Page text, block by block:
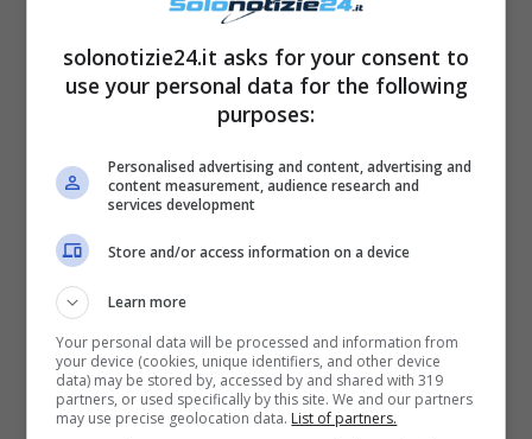
LEGGI ANCHE->Il Paradiso delle
Signore stop: quando verrà
solonotizie24.it asks for your consent to
use your personal data for the following
purposes:
Personalised advertising and content, advertising and
content measurement, audience research and
services development
Store and/or access information on a device
Learn more
Your personal data will be processed and information from
your device (cookies, unique identifiers, and other device
data) may be stored by, accessed by and shared with 319
partners, or used specifically by this site. We and our partners
may use precise geolocation data. List of partners.